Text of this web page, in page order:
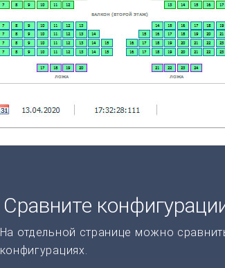
Сравните
На отдельной странице можно
конфигурациях.